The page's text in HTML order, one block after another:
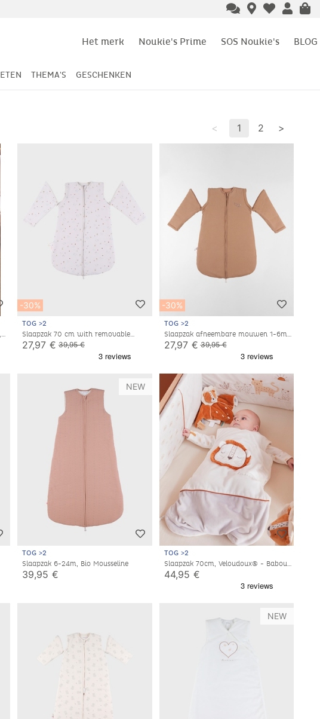
Het merk Noukie's Prime SOS Noukie's BLOG
ETEN THEMA'S GESCHENKEN
< 1 2 >
-30%
TOG >2
Slaapzak 70 cm with removable
sleeves, jersey
27,97 € 39,95 €
-30%
TOG >2
Slaapzak afneembare mouwen 1-6m -
Pointelle jersey
27,97 € 39,95 €
NEW
TOG >2
Slaapzak 6-24m, Bio Mousseline
39,95 €
TOG >2
Slaapzak 70cm, Veloudoux® - Babou
44,95 €
NEW